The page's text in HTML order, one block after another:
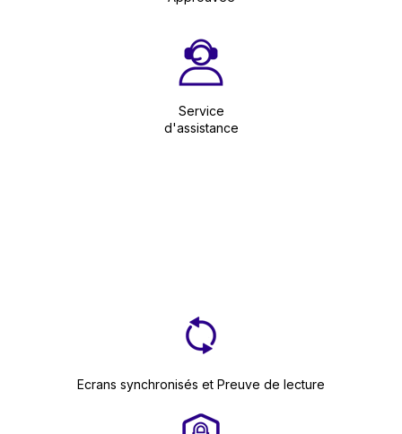
Service
d'assistance
Ecrans synchronisés et Preuve de lecture